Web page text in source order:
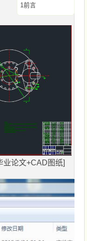
1前言
业论文+CAD图纸]